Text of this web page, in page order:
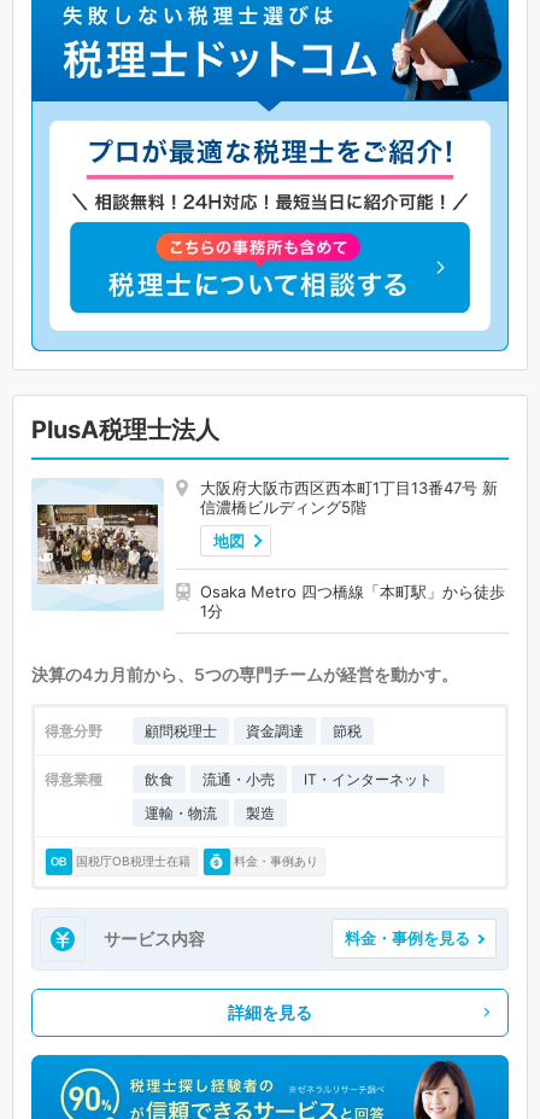
PlusA税理士法人
大阪府大阪市西区西本町1丁目13番47号 新
信濃橋ビルディング5階
地図
Osaka Metro 四つ橋線「本町駅」から徒歩
1分
決算の4カ月前から、5つの専門チームが経営を動かす。
得意分野 顧問税理士 資金調達 節税
得意業種 飲食 流通・小売
IT・インターネット
運輸・物流
製造
国税庁OB税理士在籍 料金・事例あり
サービス内容 料金・事例を見る
詳細を見る